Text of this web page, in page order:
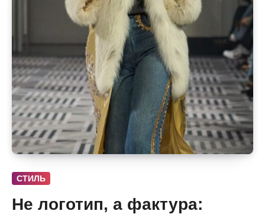
СТИЛЬ
Не логотип, а фактура: